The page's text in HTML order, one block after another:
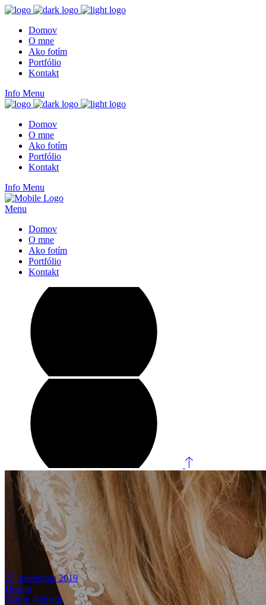
Domov
O mne
Ako fotím
Portfólio
Kontakt
Info Menu
Domov
O mne
Ako fotím
Portfólio
Kontakt
Info Menu
Menu
Domov
O mne
Ako fotím
Portfólio
Kontakt
27. novembra 2019
Design
Martin Németh